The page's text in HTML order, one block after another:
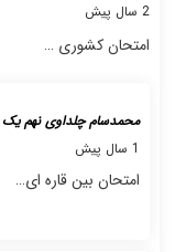
2 سال پیش
امتحان کشوری …
محمدسام چلداوی نهم یک
1 سال پیش
امتحان بین قاره ای…